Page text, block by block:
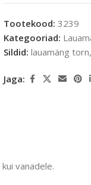
Tootekood:3239
Kategooriad:
Sildid: lauamäng torn,
Jaga:
vanadele.